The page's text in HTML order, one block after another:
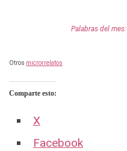
Palabras del
Otros microrrelatos
Comparte esto:
X
Facebook